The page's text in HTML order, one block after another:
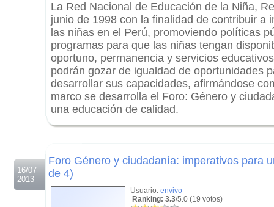
La Red Nacional de Educación de la Niña,
junio de 1998 con la finalidad de contribuir a
las niñas en el Perú, promoviendo políticas
programas para que las niñas tengan
oportuno, permanencia y servicios
podrán gozar de igualdad de oportunidades
desarrollar sus capacidades, afirmándose
marco se desarrolla el Foro: Género y
una educación de calidad.
16/07
2013
Foro Género y ciudadanía: imperativos para
de 4)
Usuario: envivo
Ranking: 3.3/5.0 (19 votos)